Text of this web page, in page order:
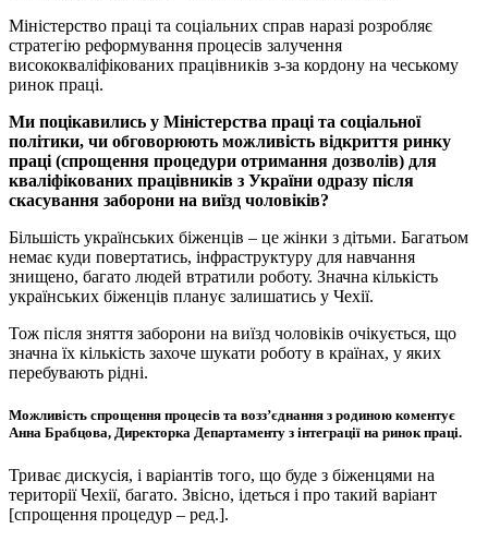
Міністерство праці та соціальних справ наразі розробляє
стратегію реформування процесів залучення
висококваліфікованих працівників з-за кордону на чеському
ринок праці.
Ми поцікавились у Міністерства праці та соціальної
політики, чи обговорюють можливість відкриття ринку
праці (спрощення процедури отримання дозволів) для
кваліфікованих працівників з України одразу після
скасування заборони на виїзд чоловіків?
Більшість українських біженців – це жінки з дітьми. Багатьом
немає куди повертатись, інфраструктуру для навчання
знищено, багато людей втратили роботу. Значна кількість
українських біженців планує залишатись у Чехії.
Тож після зняття заборони на виїзд чоловіків очікується, що
значна їх кількість захоче шукати роботу в країнах, у яких
перебувають рідні.
Можливість спрощення процесів та воззʼєднання з родиною коментує
Анна Брабцова, Директорка Департаменту з інтеграції на ринок праці.
Триває дискусія, і варіантів того, що буде з біженцями на
території Чехії, багато. Звісно, ідеться і про такий варіант
[спрощення процедур – ред.].